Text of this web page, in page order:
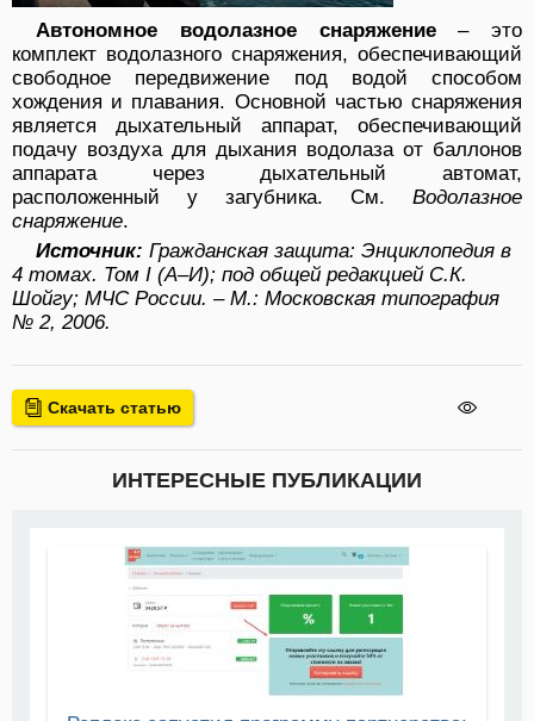
Автономное водолазное снаряжение– это
комплект водолазного снаряжения, обеспечивающий
свободное передвижение под водой способом
хождения и плавания. Основной частью снаряжения
является дыхательный аппарат, обеспечивающий
подачу воздуха для дыхания водолаза от баллонов
аппарата через дыхательный автомат,
расположенный у загубника. См. Водолазное
снаряжение.
Источник: Гражданская защита: Энциклопедия в
4 томах. Том I (А–И); под общей редакцией С.К.
Шойгу; МЧС России. – М.: Московская типография
№ 2, 2006.
Скачать статью
ИНТЕРЕСНЫЕ ПУБЛИКАЦИИ